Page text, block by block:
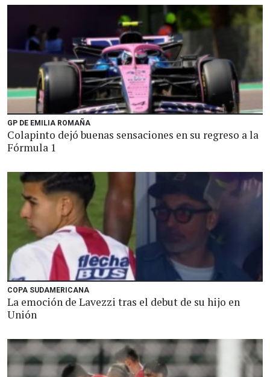
GP DE EMILIA ROMAÑA
Colapinto dejó buenas sensaciones en su regreso a la
Fórmula 1
COPA SUDAMERICANA
La emoción de Lavezzi tras el debut de su hijo en
Unión